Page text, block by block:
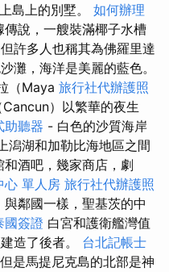
島上的別墅。 如何辦理
說，一艘裝滿椰子水槽
許多人也稱其為佛羅里達
灘，海洋是美麗的藍色。
（Maya 旅行社代辦護照
）以繁華的夜生
助聽器 - 白色的沙質海岸
潟湖和加勒比海地區之間
酒吧，幾家商店，劇
心 單人房 旅行社代辦護照
鄰國一樣，聖基茨的中
國簽證 白宮和護衛艦灣值
造了後者。 台北記帳士
但是馬提尼克島的北部是神